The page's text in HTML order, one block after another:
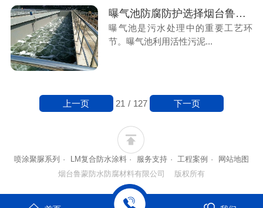
曝气池防腐防护选择烟台鲁蒙VRA-LM®防腐涂料
曝气池是污水处理中的重要工艺环
节。曝气池利用活性污泥...
21 / 127
上一页 下一页
喷涂聚脲系列 · LM复合防水涂料 · 服务支持 · 工程案例 ·
网站地图
烟台鲁蒙防水防腐材料有限公司 版权所有